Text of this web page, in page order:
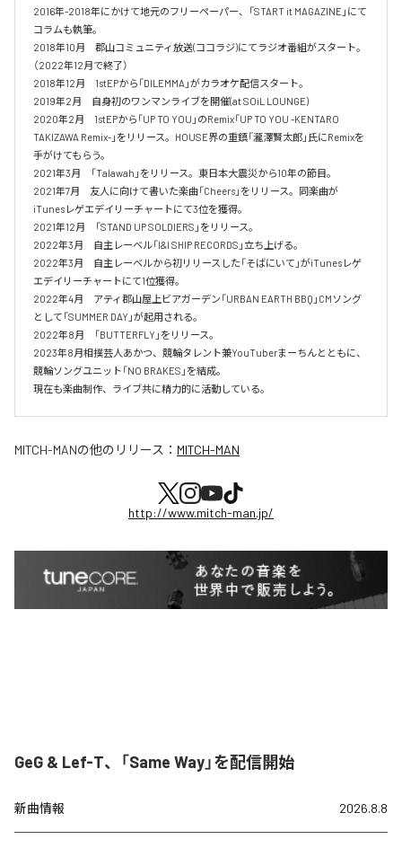
2016年-2018年にかけて地元のフリーペーパー、「START it MAGAZINE」にて
コラムも執筆。
2018年10月　郡山コミュニティ放送(ココラジ)にてラジオ番組がスタート。
（2022年12月で終了）
2018年12月　1stEPから「DILEMMA」がカラオケ配信スタート。
2019年2月　自身初のワンマンライブを開催(at SOiL LOUNGE)
2020年2月　1stEPから「UP TO YOU」のRemix「UP TO YOU -KENTARO
TAKIZAWA Remix-」をリリース。HOUSE界の重鎮「瀧澤賢太郎」氏にRemixを
手がけてもらう。
2021年3月　「Talawah」をリリース。東日本大震災から10年の節目。
2021年7月　友人に向けて書いた楽曲「Cheers」をリリース。同楽曲が
iTunesレゲエデイリーチャートにて3位を獲得。
2021年12月　「STAND UP SOLDIERS」をリリース。
2022年3月　自主レーベル「I&I SHIP RECORDS」立ち上げる。
2022年3月　自主レーベルから初リリースした「そばにいて」がiTunesレゲ
エデイリーチャートにて1位獲得。
2022年4月　アティ郡山屋上ビアガーデン「URBAN EARTH BBQ」CMソング
として「SUMMER DAY」が起用される。
2022年8月　「BUTTERFLY」をリリース。
2023年8月相撲芸人あかつ、競輪タレント兼YouTuberまーちんとともに、
競輪ソングユニット「NO BRAKES」を結成。
現在も楽曲制作、ライブ共に精力的に活動している。
MITCH-MANの他のリリース： MITCH-MAN
http://www.mitch-man.jp/
GeG & Lef-T、「Same Way」を配信開始
新曲情報 2026.8.8